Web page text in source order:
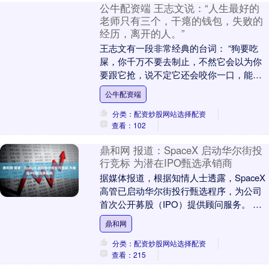
公牛配资端 王志文说：“人生最好的
老师只有三个，干瘪的钱包，失败的
经历，离开的人。”
王志文有一段非常经典的台词： “狗要吃
屎，你千万不要去制止，不然它会以为你
要跟它抢，说不定它还会咬你一口，能改
变自己的都是神，想改变他人的都是疯
子，人生最好的老....
公牛配资端
分类：配资炒股网站选择配资
查看：102
鼎和网 报道：SpaceX 启动华尔街投
行竞标 为潜在IPO甄选承销商
据媒体报道，根据知情人士透露，SpaceX
高管已启动华尔街投行甄选程序，为公司
首次公开募股（IPO）提供顾问服务。 知
情人士表示，多家投行定于本周进行首轮
提案....
鼎和网
分类：配资炒股网站选择配资
查看：215